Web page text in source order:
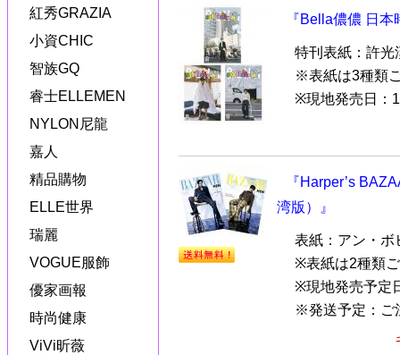
紅秀GRAZIA
小資CHIC
智族GQ
睿士ELLEMEN
NYLON尼龍
嘉人
精品購物
ELLE世界
瑞麗
VOGUE服飾
優家画報
時尚健康
ViVi昕薇
『Bella儂儂 日
特刊表紙：許光
※表紙は3種類
※現地発売日：
『Harper’s
湾版）』
表紙：アン・ボ
※表紙は2種類
※現地発売予定
※発送予定：ご